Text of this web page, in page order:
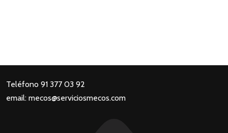
Teléfono 91 377 03 92
email: mecos@serviciosmecos.com